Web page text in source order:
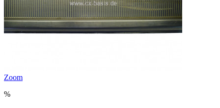
Zoom
%